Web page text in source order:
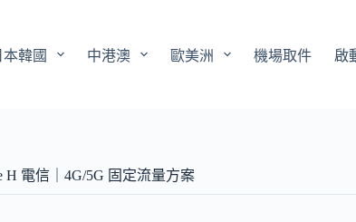
本韓國 中港澳 歐美洲 機場取件 啟
H 電信｜4G/5G 固定流量方案